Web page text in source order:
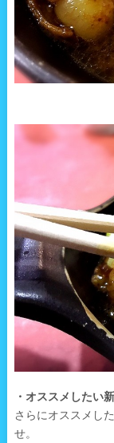
・オススメしたい
さらにオススメし
せ。